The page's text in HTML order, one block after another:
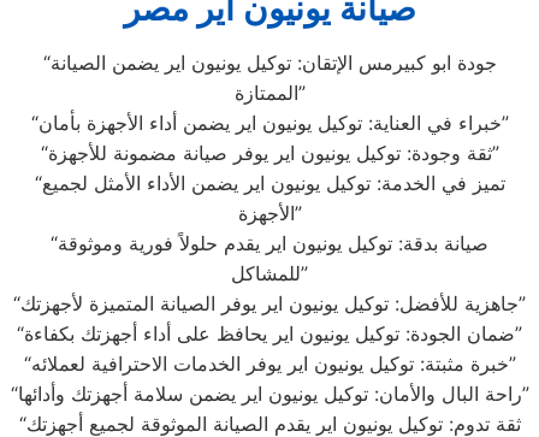
صيانة يونيون اير مصر
“جودة ابو كبيرمس الإتقان: توكيل يونيون اير يضمن الصيانة
الممتازة”
“خبراء في العناية: توكيل يونيون اير يضمن أداء الأجهزة بأمان”
“ثقة وجودة: توكيل يونيون اير يوفر صيانة مضمونة للأجهزة”
“تميز في الخدمة: توكيل يونيون اير يضمن الأداء الأمثل لجميع
الأجهزة”
“صيانة بدقة: توكيل يونيون اير يقدم حلولاً فورية وموثوقة
للمشاكل”
“جاهزية للأفضل: توكيل يونيون اير يوفر الصيانة المتميزة لأجهزتك”
“ضمان الجودة: توكيل يونيون اير يحافظ على أداء أجهزتك بكفاءة”
“خبرة مثبتة: توكيل يونيون اير يوفر الخدمات الاحترافية لعملائه”
“راحة البال والأمان: توكيل يونيون اير يضمن سلامة أجهزتك وأدائها”
“ثقة تدوم: توكيل يونيون اير يقدم الصيانة الموثوقة لجميع أجهزتك